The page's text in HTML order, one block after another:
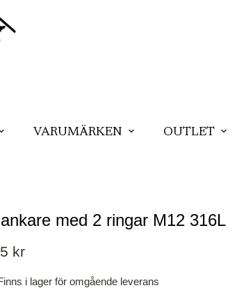
VARUMÄRKEN OUTLET
med 2 ringar M12 316L
kr
i lager för omgående leverans